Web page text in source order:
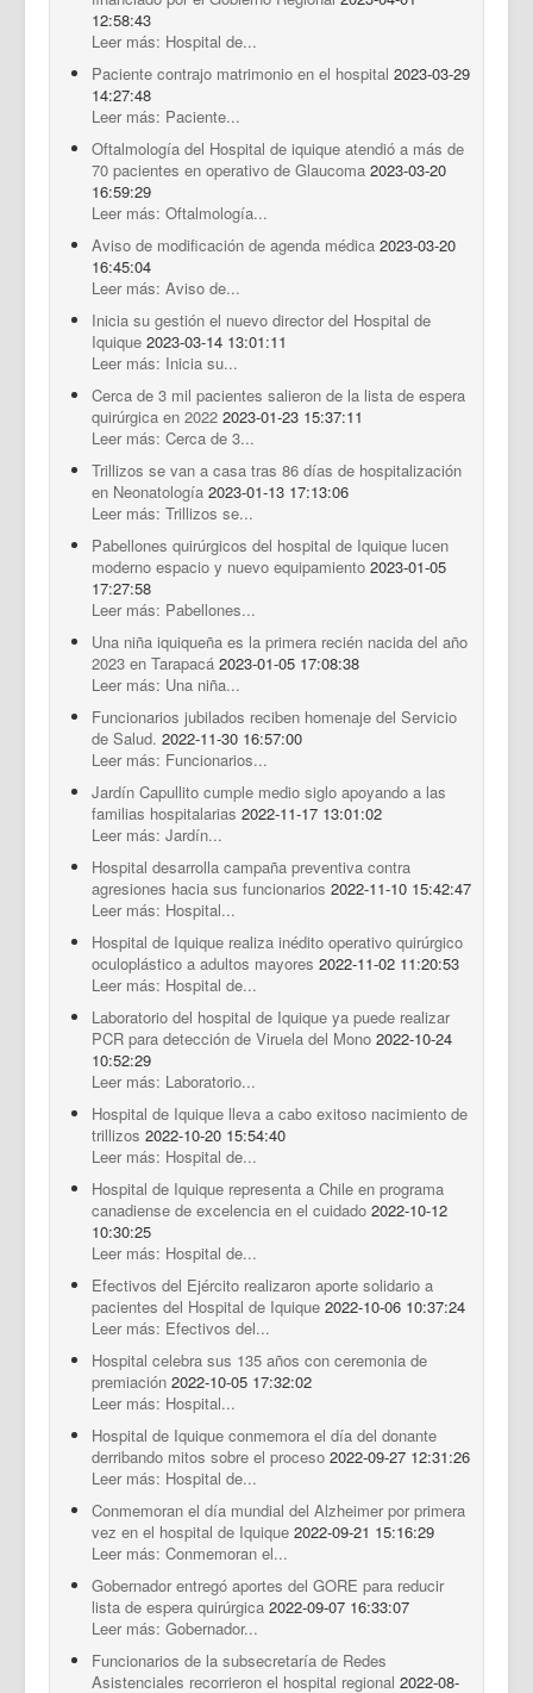
12:58:43
Leer más: Hospital de...
Paciente contrajo matrimonio en el hospital 2023-03-29
14:27:48
Leer más: Paciente...
Oftalmología del Hospital de iquique atendió a más de
70 pacientes en operativo de Glaucoma 2023-03-20
16:59:29
Leer más: Oftalmología...
Aviso de modificación de agenda médica 2023-03-20
16:45:04
Leer más: Aviso de...
Inicia su gestión el nuevo director del Hospital de
Iquique 2023-03-14 13:01:11
Leer más: Inicia su...
Cerca de 3 mil pacientes salieron de la lista de espera
quirúrgica en 2022 2023-01-23 15:37:11
Leer más: Cerca de 3...
Trillizos se van a casa tras 86 días de hospitalización
en Neonatología 2023-01-13 17:13:06
Leer más: Trillizos se...
Pabellones quirúrgicos del hospital de Iquique lucen
moderno espacio y nuevo equipamiento 2023-01-05
17:27:58
Leer más: Pabellones...
Una niña iquiqueña es la primera recién nacida del año
2023 en Tarapacá 2023-01-05 17:08:38
Leer más: Una niña...
Funcionarios jubilados reciben homenaje del Servicio
de Salud. 2022-11-30 16:57:00
Leer más: Funcionarios...
Jardín Capullito cumple medio siglo apoyando a las
familias hospitalarias 2022-11-17 13:01:02
Leer más: Jardín...
Hospital desarrolla campaña preventiva contra
agresiones hacia sus funcionarios 2022-11-10 15:42:47
Leer más: Hospital...
Hospital de Iquique realiza inédito operativo quirúrgico
oculoplástico a adultos mayores 2022-11-02 11:20:53
Leer más: Hospital de...
Laboratorio del hospital de Iquique ya puede realizar
PCR para detección de Viruela del Mono 2022-10-24
10:52:29
Leer más: Laboratorio...
Hospital de Iquique lleva a cabo exitoso nacimiento de
trillizos 2022-10-20 15:54:40
Leer más: Hospital de...
Hospital de Iquique representa a Chile en programa
canadiense de excelencia en el cuidado 2022-10-12
10:30:25
Leer más: Hospital de...
Efectivos del Ejército realizaron aporte solidario a
pacientes del Hospital de Iquique 2022-10-06 10:37:24
Leer más: Efectivos del...
Hospital celebra sus 135 años con ceremonia de
premiación 2022-10-05 17:32:02
Leer más: Hospital...
Hospital de Iquique conmemora el día del donante
derribando mitos sobre el proceso 2022-09-27 12:31:26
Leer más: Hospital de...
Conmemoran el día mundial del Alzheimer por primera
vez en el hospital de Iquique 2022-09-21 15:16:29
Leer más: Conmemoran el...
Gobernador entregó aportes del GORE para reducir
lista de espera quirúrgica 2022-09-07 16:33:07
Leer más: Gobernador...
Funcionarios de la subsecretaría de Redes
Asistenciales recorrieron el hospital regional 2022-08-